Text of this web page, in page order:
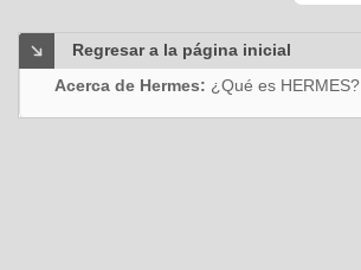
Regresar a la página inicial
Acerca de Hermes: ¿Qué es HERMES?